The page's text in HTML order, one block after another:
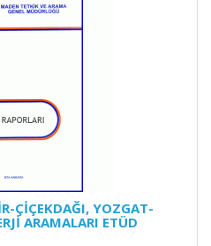
ÇİÇEKDAĞI, YOZGAT-
ARAMALARI ETÜD